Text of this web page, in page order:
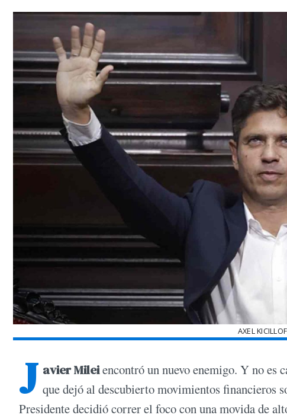
AXEL
J avier Mileiencontró un nuevo enemigo. Y no es
que dejó al descubierto movimientos financieros
Presidente decidió correr el foco con una movida de